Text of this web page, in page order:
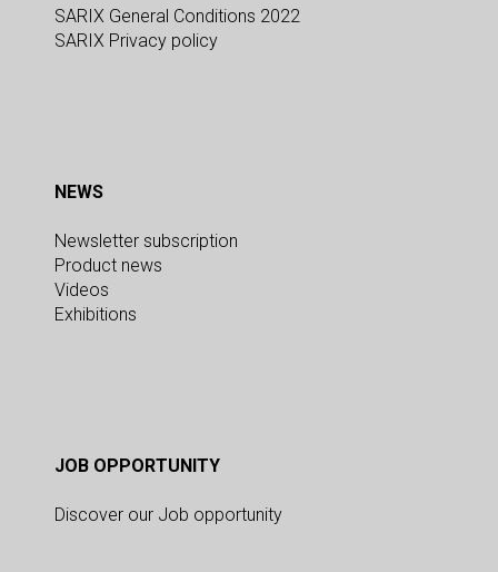
SARIX General Conditions 2022
SARIX Privacy policy
NEWS
Newsletter subscription
Product news
Videos
Exhibitions
JOB OPPORTUNITY
Discover our Job opportunity